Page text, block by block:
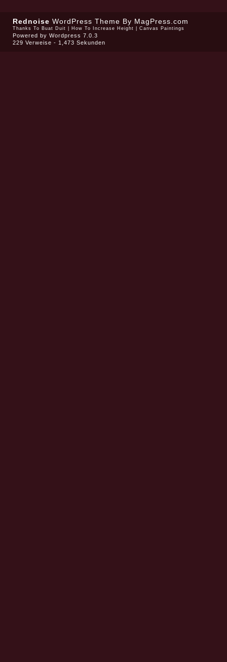
Rednoise WordPress Theme By MagPress.com
Thanks To Buat Duit How To Increase Height Canvas Paintings
Powered by Wordpress 7.0.3
229 Verweise - 1,473 Sekunden